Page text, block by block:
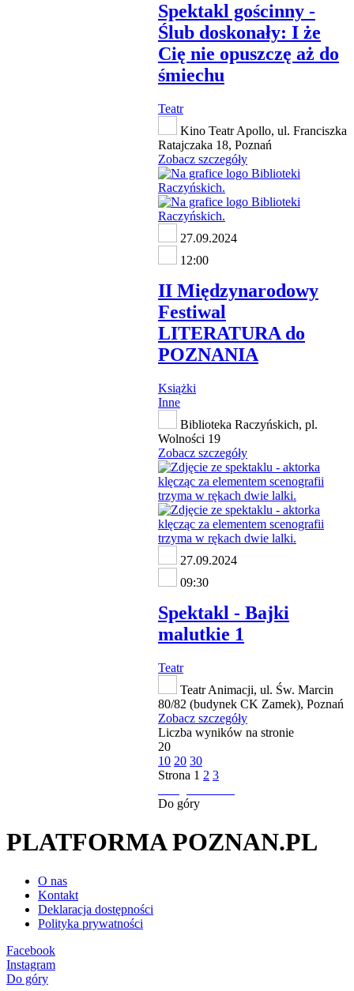
Spektakl gościnny -
Ślub doskonały: I że
Cię nie opuszczę aż do
śmiechu
Teatr
Kino Teatr Apollo, ul. Franciszka
Ratajczaka 18, Poznań
Zobacz szczegóły
27.09.2024
12:00
II Międzynarodowy
Festiwal
LITERATURA do
POZNANIA
Książki
Inne
Biblioteka Raczyńskich, pl.
Wolności 19
Zobacz szczegóły
27.09.2024
09:30
Spektakl - Bajki
malutkie 1
Teatr
Teatr Animacji, ul. Św. Marcin
80/82 (budynek CK Zamek), Poznań
Zobacz szczegóły
Liczba wyników na stronie
20
10 20 30
Strona 1 2 3
Do góry
PLATFORMA POZNAN.PL
O nas
Kontakt
Deklaracja dostępności
Polityka prywatności
Facebook
Instagram
Do góry